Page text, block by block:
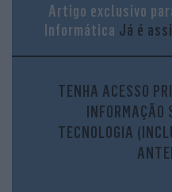
Qualidade de
Artigo exclusivo
Informática Já é
TENHA ACESSO
INFORMAÇÃO
TECNOLOGIA